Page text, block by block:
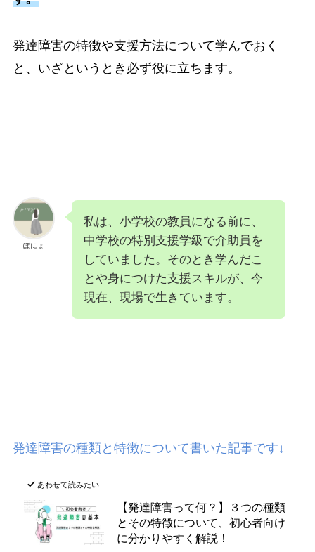
発達障害の特徴や支援方法について学んでおく
と、いざというとき必ず役に立ちます。
ぽにょ
私は、小学校の教員になる前に、
中学校の特別支援学級で介助員を
していました。そのとき学んだこ
とや身につけた支援スキルが、今
現在、現場で生きています。
発達障害の種類と特徴について書いた記事です↓
あわせて読みたい
【発達障害って何？】３つの種類
とその特徴について、初心者向け
に分かりやすく解説！